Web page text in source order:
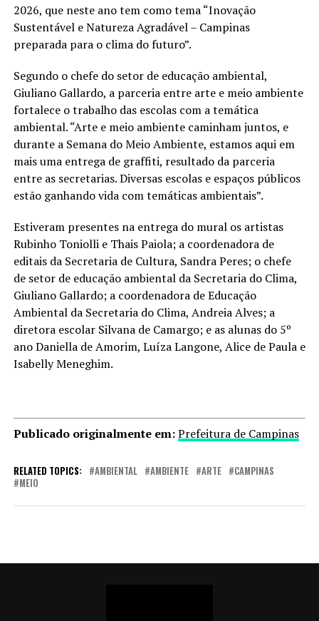
2026, que neste ano tem como tema “Inovação
Sustentável e Natureza Agradável – Campinas
preparada para o clima do futuro”.
Segundo o chefe do setor de educação ambiental,
Giuliano Gallardo, a parceria entre arte e meio ambiente
fortalece o trabalho das escolas com a temática
ambiental. “Arte e meio ambiente caminham juntos, e
durante a Semana do Meio Ambiente, estamos aqui em
mais uma entrega de graffiti, resultado da parceria
entre as secretarias. Diversas escolas e espaços públicos
estão ganhando vida com temáticas ambientais”.
Estiveram presentes na entrega do mural os artistas
Rubinho Toniolli e Thais Paiola; a coordenadora de
editais da Secretaria de Cultura, Sandra Peres; o chefe
de setor de educação ambiental da Secretaria do Clima,
Giuliano Gallardo; a coordenadora de Educação
Ambiental da Secretaria do Clima, Andreia Alves; a
diretora escolar Silvana de Camargo; e as alunas do 5º
ano Daniella de Amorim, Luíza Langone, Alice de Paula e
Isabelly Meneghim.
Publicado originalmente em:Prefeitura de Campinas
RELATED TOPICS: AMBIENTAL AMBIENTE ARTE
CAMPINAS
MEIO